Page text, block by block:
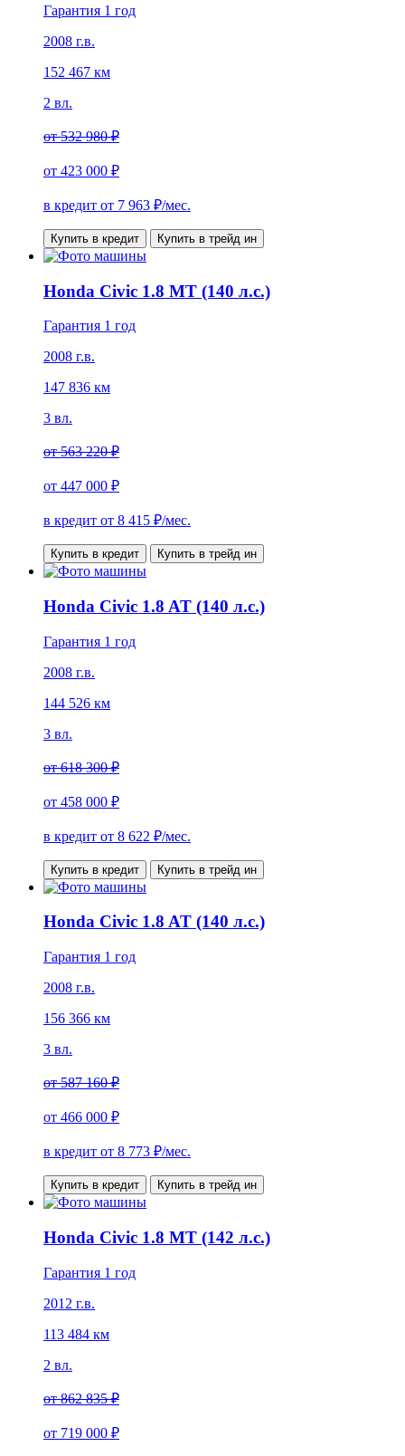
Гарантия 1 год
2008 г.в.
152 467 км
2 вл.
от532 980 ₽
от 423 000 ₽
в кредит от 7 963 ₽/мес.
Купить в кредит Купить в трейд ин
Honda Civic 1.8 MT (140 л.с.)
Гарантия 1 год
2008 г.в.
147 836 км
3 вл.
от563 220 ₽
от 447 000 ₽
в кредит от 8 415 ₽/мес.
Купить в кредит Купить в трейд ин
Honda Civic 1.8 AT (140 л.с.)
Гарантия 1 год
2008 г.в.
144 526 км
3 вл.
от618 300 ₽
от 458 000 ₽
в кредит от 8 622 ₽/мес.
Купить в кредит Купить в трейд ин
Honda Civic 1.8 AT (140 л.с.)
Гарантия 1 год
2008 г.в.
156 366 км
3 вл.
от587 160 ₽
от 466 000 ₽
в кредит от 8 773 ₽/мес.
Купить в кредит Купить в трейд ин
Honda Civic 1.8 MT (142 л.с.)
Гарантия 1 год
2012 г.в.
113 484 км
2 вл.
от862 835 ₽
от 719 000 ₽